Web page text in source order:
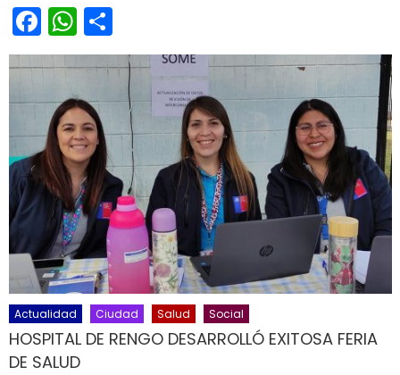
Facebook
WhatsApp
Actualidad Ciudad Salud Social
HOSPITAL DE RENGO DESARROLLÓ EXITOSA FERIA
DE SALUD